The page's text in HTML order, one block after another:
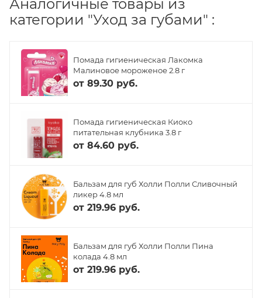
Аналогичные товары из
категории "Уход за губами" :
Помада гигиеническая Лакомка
Малиновое мороженое 2.8 г
от 89.30 руб.
Помада гигиеническая Киоко
питательная клубника 3.8 г
от 84.60 руб.
Бальзам для губ Холли Полли Сливочный
ликер 4.8 мл
от 219.96 руб.
Бальзам для губ Холли Полли Пина
колада 4.8 мл
от 219.96 руб.